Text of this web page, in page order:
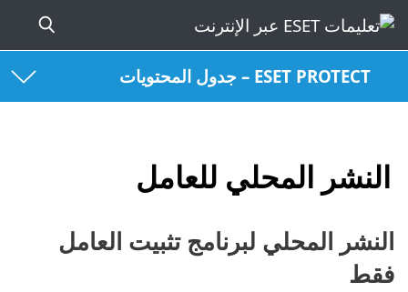
ESET PROTECT – جدول المحتويات
النشر المحلي للعامل
النشر المحلي لبرنامج تثبيت العامل
فقط